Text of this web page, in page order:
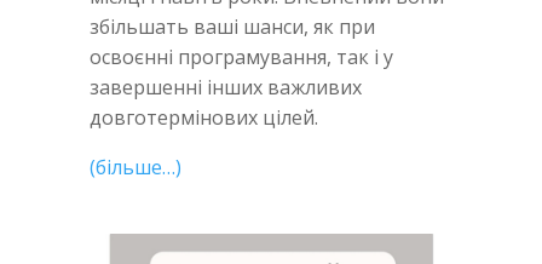
збільшать ваші шанси, як при
освоєнні програмування, так і у
завершенні інших важливих
довготермінових цілей.
(більше…)